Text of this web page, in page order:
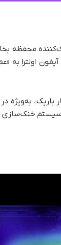
اولترا
به‌ویژه در
خنک‌سازی